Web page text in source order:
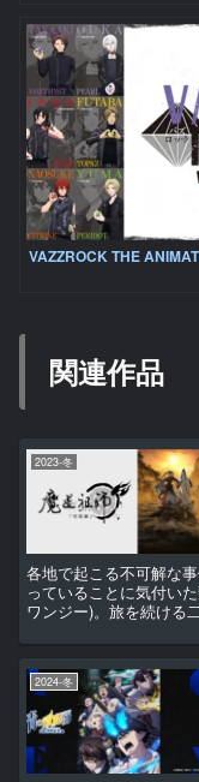
VAZZROCK THE
関連作品
2023-冬
各地で起こる不可解な
っていることに気付い
ワンジー)。旅を続ける
う。そして魏無羨と藍
2024-冬